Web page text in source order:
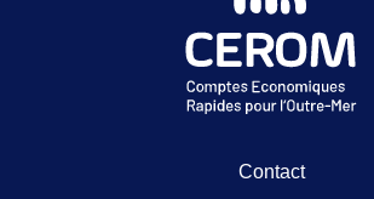
Contact